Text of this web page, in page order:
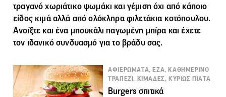
τραγανό χωριάτικο ψωμάκι και γέμιση όχι από κάποιο
είδος κιμά αλλά από ολόκληρα φιλετάκια κοτόπουλου.
Ανοίξτε και ένα μπουκάλι παγωμένη μπίρα και έχετε
τον ιδανικό συνδυασμό για το βράδυ σας.
ΑΦΙΕΡΩΜΑΤΑ, ΕΖΑ, ΚΑΘΗΜΕΡΙΝΟ
ΤΡΑΠΕΖΙ, ΚΙΜΑΔΕΣ, ΚΥΡΙΩΣ ΠΙΑΤΑ
Burgers σπιτικά